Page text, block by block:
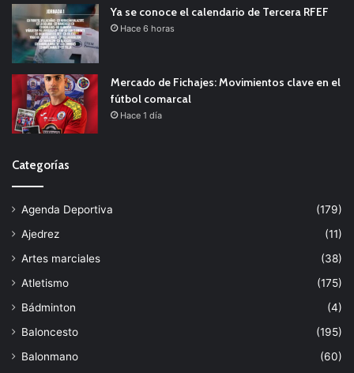
Ya se conoce el calendario de Tercera RFEF
Hace 6 horas
Mercado de Fichajes: Movimientos clave en el
fútbol comarcal
Hace 1 día
Categorías
Agenda Deportiva
(179)
Ajedrez
(11)
Artes marciales
(38)
Atletismo
(175)
Bádminton
(4)
Baloncesto
(195)
Balonmano
(60)